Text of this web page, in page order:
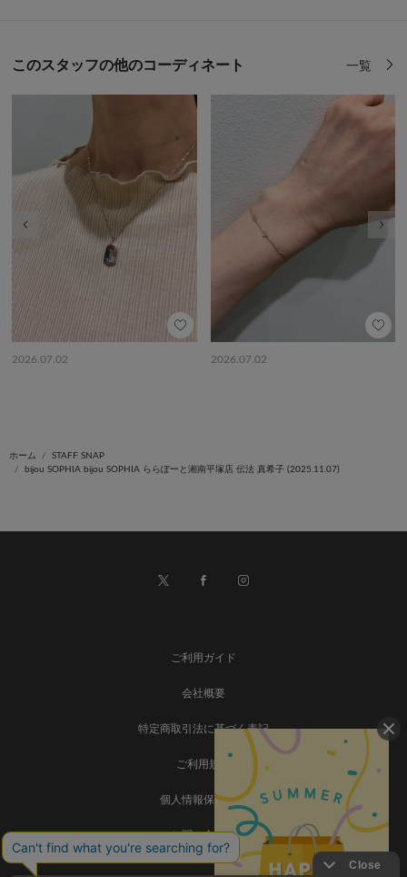
このスタッフの他のコーディネート 一覧
2026.07.02 2026.07.02
前の画像 次の
ホーム
STAFF SNAP
bijou SOPHIA bijou SOPHIA ららぽーと湘南平塚店 伝法 真希子 (2025.11.07)
ご利用ガイド
会社概要
特定商取引法に基づく表記
ご利用規約
個人情報保護方針
お問い合わせ